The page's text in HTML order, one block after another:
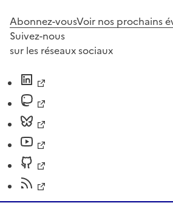
Abonnez-vousVoir nos prochains
Suivez-nous
sur les réseaux sociaux